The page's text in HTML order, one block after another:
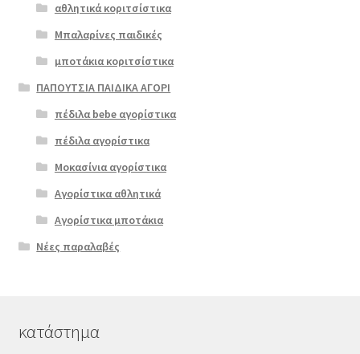
αθλητικά κοριτσίστικα
Μπαλαρίνες παιδικές
μποτάκια κοριτσίστικα
ΠΑΠΟΥΤΣΙΑ ΠΑΙΔΙΚΑ ΑΓΟΡΙ
πέδιλα bebe αγορίστικα
πέδιλα αγορίστικα
Μοκασίνια αγορίστικα
Αγορίστικα αθλητικά
Αγορίστικα μποτάκια
Νέες παραλαβές
κατάστημα